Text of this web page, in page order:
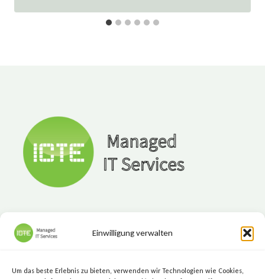
Einwilligung verwalten
Um das beste Erlebnis zu bieten, verwenden wir Technologien wie Cookies,
Marktgasse 7, 8720 Knittelfeld